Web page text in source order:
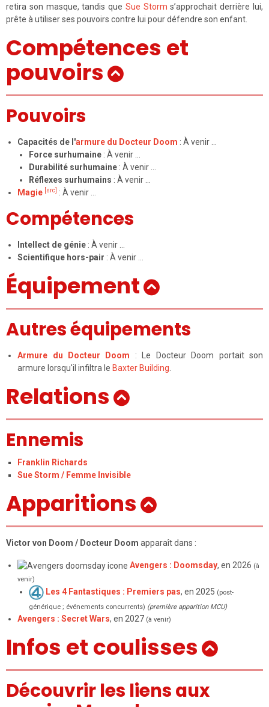
retira son masque, tandis que Sue Storm s’approchait derrière lui,
prête à utiliser ses pouvoirs contre lui pour défendre son enfant.
Compétences et
pouvoirs
Pouvoirs
Capacités de l'armure du Docteur Doom : À venir …
Force surhumaine : À venir …
Durabilité surhumaine : À venir …
Réflexes surhumains : À venir …
Magie [src] : À venir …
Compétences
Intellect de génie : À venir …
Scientifique hors-pair : À venir …
Équipement
Autres équipements
Armure du Docteur Doom : Le Docteur Doom portait son
armure lorsqu'il infiltra le Baxter Building.
Relations
Ennemis
Franklin Richards
Sue Storm / Femme Invisible
Apparitions
Victor von Doom / Docteur Doom apparaît dans :
Avengers : Doomsday, en 2026 (à
venir)
Les 4 Fantastiques : Premiers pas, en 2025 (post-
générique ; événements concurrents) (première apparition MCU)
Avengers : Secret Wars, en 2027 (à venir)
Infos et coulisses
Découvrir les liens aux